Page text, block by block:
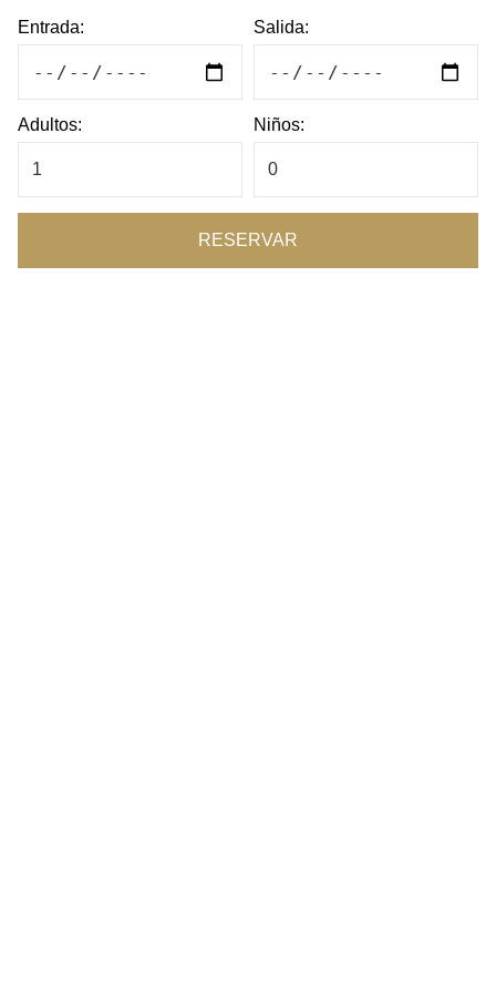
Entrada: Salida:
Adultos: Niños:
RESERVAR